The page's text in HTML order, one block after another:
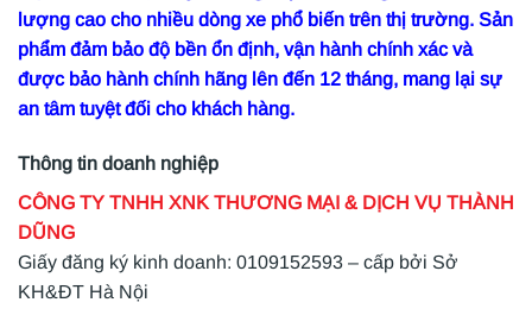
lượng cao cho nhiều dòng xe phổ biến trên thị trường. Sản
phẩm đảm bảo độ bền ổn định, vận hành chính xác và
được bảo hành chính hãng lên đến 12 tháng, mang lại sự
an tâm tuyệt đối cho khách hàng.
Thông tin doanh nghiệp
CÔNG TY TNHH XNK THƯƠNG MẠI & DỊCH VỤ THÀNH
DŨNG
Giấy đăng ký kinh doanh: 0109152593 – cấp bởi Sở
KH&ĐT Hà Nội